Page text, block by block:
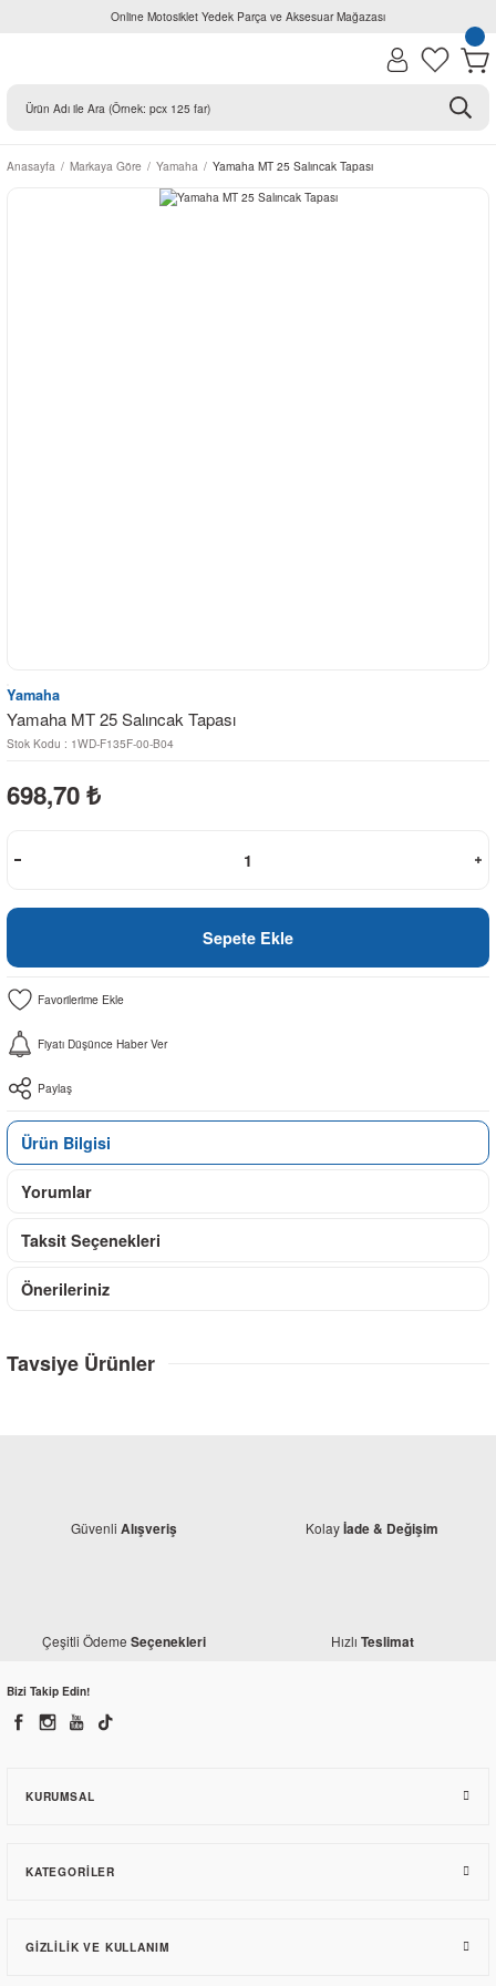
Online Motosiklet Yedek Parça ve Aksesuar Mağazası
Anasayfa Markaya Göre Yamaha Yamaha MT 25 Salıncak Tapası
Yamaha
Yamaha MT 25 Salıncak Tapası
Stok Kodu : 1WD-F135F-00-B04
698,70 ₺
Sepete Ekle
Fiyatı Düşünce Haber Ver
Paylaş
Ürün Bilgisi
Yorumlar
Taksit Seçenekleri
Önerileriniz
Tavsiye Ürünler
Yamaha MT 25 Krank Balansörü
2.499,37 TL
Yamaha MT 25 Emme Manifoldu
Güvenli Alışveriş Kolayİade & Değişim
Çeşitli Ödeme Seçenekleri Hızlı Teslimat
Bizi Takip Edin!
KURUMSAL
KATEGORILER
GIZLILIK VE KULLANIM